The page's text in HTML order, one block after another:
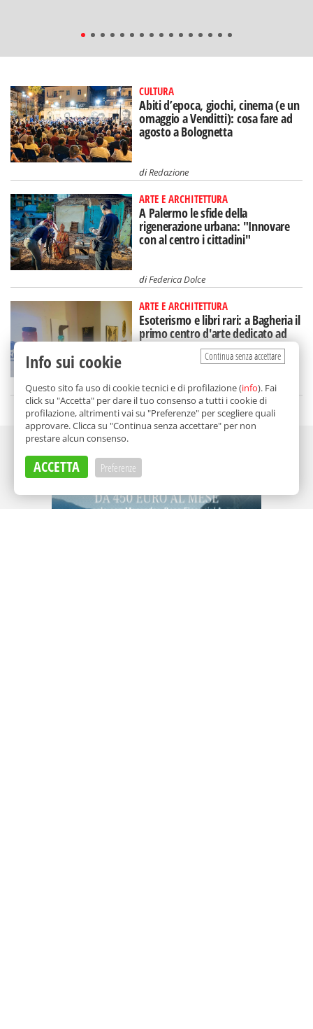
CULTURA
Abiti d’epoca, giochi, cinema (e un
omaggio a Venditti): cosa fare ad
agosto a Bolognetta
diRedazione
ARTE E ARCHITETTURA
A Palermo le sfide della
rigenerazione urbana: "Innovare
con al centro i cittadini"
diFederica Dolce
ARTE E ARCHITETTURA
Esoterismo e libri rari: a Bagheria il
primo centro d'arte dedicato ad
Aleister Crowley
diRedazione
Continua senza accettare
Info sui cookie
Questo sito fa uso di cookie tecnici e di profilazione (info). Fai
click su "Accetta" per dare il tuo consenso a tutti i cookie di
profilazione, altrimenti vai su "Preferenze" per scegliere quali
approvare. Clicca su "Continua senza accettare" per non
prestare alcun consenso.
ACCETTA Preferenze